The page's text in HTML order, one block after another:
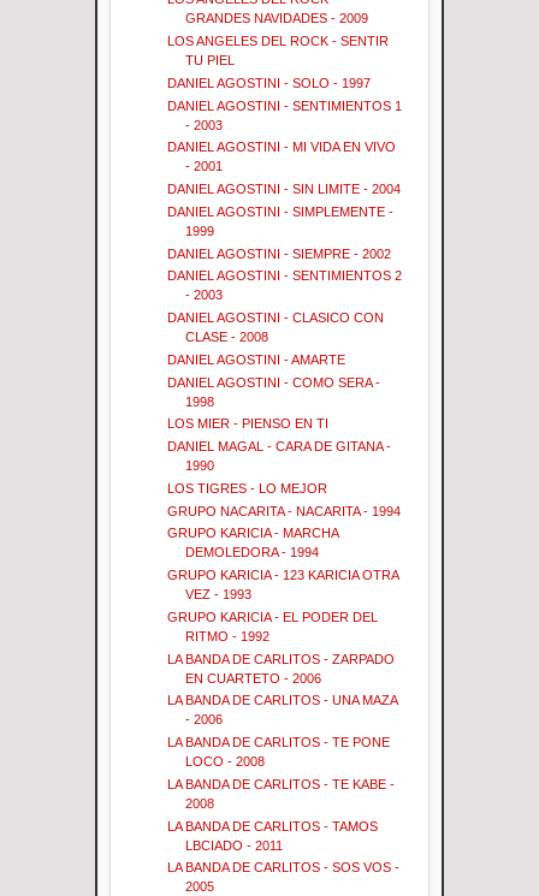
GRANDES NAVIDADES - 2009
LOS ANGELES DEL ROCK - SENTIR
TU PIEL
DANIEL AGOSTINI - SOLO - 1997
DANIEL AGOSTINI - SENTIMIENTOS 1
- 2003
DANIEL AGOSTINI - MI VIDA EN VIVO
- 2001
DANIEL AGOSTINI - SIN LIMITE - 2004
DANIEL AGOSTINI - SIMPLEMENTE -
1999
DANIEL AGOSTINI - SIEMPRE - 2002
DANIEL AGOSTINI - SENTIMIENTOS 2
- 2003
DANIEL AGOSTINI - CLASICO CON
CLASE - 2008
DANIEL AGOSTINI - AMARTE
DANIEL AGOSTINI - COMO SERA -
1998
LOS MIER - PIENSO EN TI
DANIEL MAGAL - CARA DE GITANA -
1990
LOS TIGRES - LO MEJOR
GRUPO NACARITA - NACARITA - 1994
GRUPO KARICIA - MARCHA
DEMOLEDORA - 1994
GRUPO KARICIA - 123 KARICIA OTRA
VEZ - 1993
GRUPO KARICIA - EL PODER DEL
RITMO - 1992
LA BANDA DE CARLITOS - ZARPADO
EN CUARTETO - 2006
LA BANDA DE CARLITOS - UNA MAZA
- 2006
LA BANDA DE CARLITOS - TE PONE
LOCO - 2008
LA BANDA DE CARLITOS - TE KABE -
2008
LA BANDA DE CARLITOS - TAMOS
LBCIADO - 2011
LA BANDA DE CARLITOS - SOS VOS -
2005